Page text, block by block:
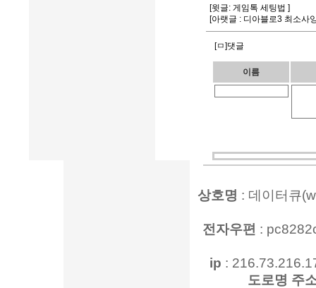
[윗글: 게임톡 세팅법 ]
[아랫글 : 디아블로3 최소사
[ㅁ]댓글
이름
상호명 : 데이터큐
전자우편 :
ip :
도로명 주